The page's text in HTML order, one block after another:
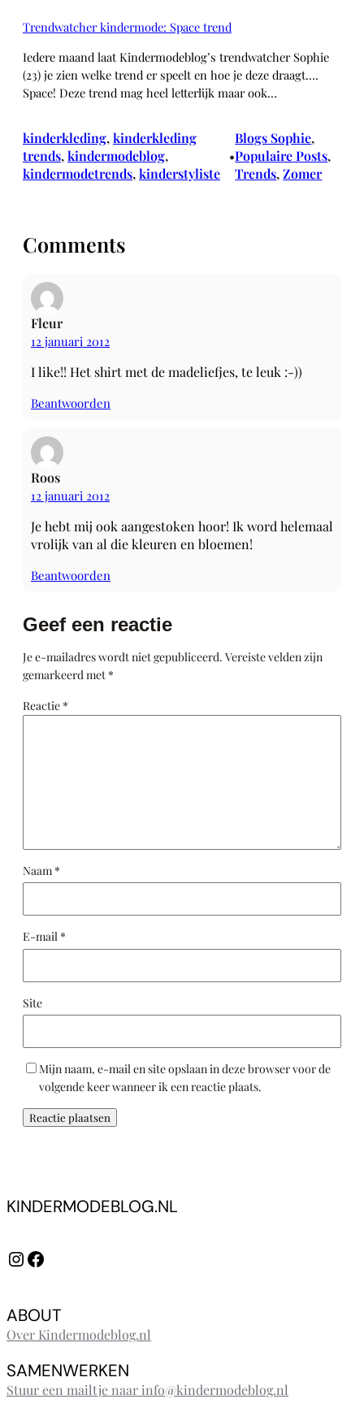
Trendwatcher kindermode: Space trend
Iedere maand laat Kindermodeblog’s trendwatcher Sophie
(23) je zien welke trend er speelt en hoe je deze draagt….
Space! Deze trend mag heel letterlijk maar ook…
kinderkleding, kinderkleding
trends, kindermodeblog
kindermodetrends, kinderstyliste
•
Blogs Sophie
Populaire Posts
Trends, Zomer
Comments
Fleur
12 januari 2012
I like!! Het shirt met de madeliefjes, te leuk :-))
Beantwoorden
Roos
12 januari 2012
Je hebt mij ook aangestoken hoor! Ik word helemaal
vrolijk van al die kleuren en bloemen!
Beantwoorden
Geef een reactie
Je e-mailadres wordt niet gepubliceerd. Vereiste velden zijn
gemarkeerd met *
Reactie *
Naam *
E-mail *
Site
Mijn naam, e-mail en site opslaan in deze browser voor de
volgende keer wanneer ik een reactie plaats.
KINDERMODEBLOG.NL
InstagramFacebook
ABOUT
Over Kindermodeblog.nl
SAMENWERKEN
Stuur een mailtje naar info@kindermodeblog.nl